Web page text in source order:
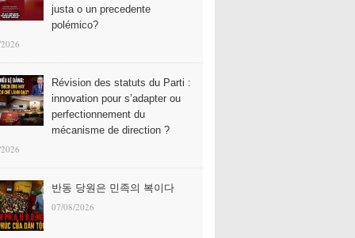
justa o un precedente
polémico?
Révision des statuts du Parti :
innovation pour s’adapter ou
perfectionnement du
mécanisme de direction ?
반동 당원은 민족의 복이다
07/08/2026